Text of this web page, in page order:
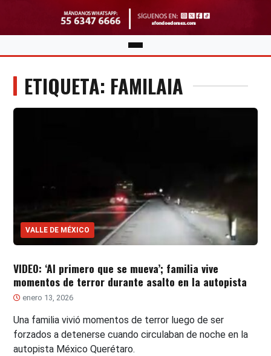
ETIQUETA: FAMILAIA
VALLE DE MÉXICO
VIDEO: ‘Al primero que se mueva’; familia vive
momentos de terror durante asalto en la autopista
enero 13, 2026
Una familia vivió momentos de terror luego de ser
forzados a detenerse cuando circulaban de noche en la
autopista México Querétaro.